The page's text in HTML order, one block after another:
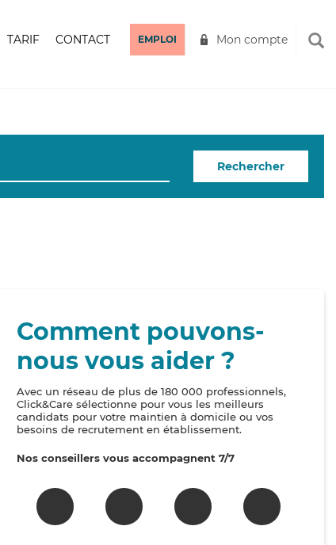
TARIF CONTACT EMPLOI Mon compte
Rechercher
Comment pouvons-
nous vous aider ?
Avec un réseau de plus de 180 000 professionnels,
Click&Care sélectionne pour vous les meilleurs
candidats pour votre maintien à domicile ou vos
besoins de recrutement en établissement.
Nos conseillers vous accompagnent 7/7